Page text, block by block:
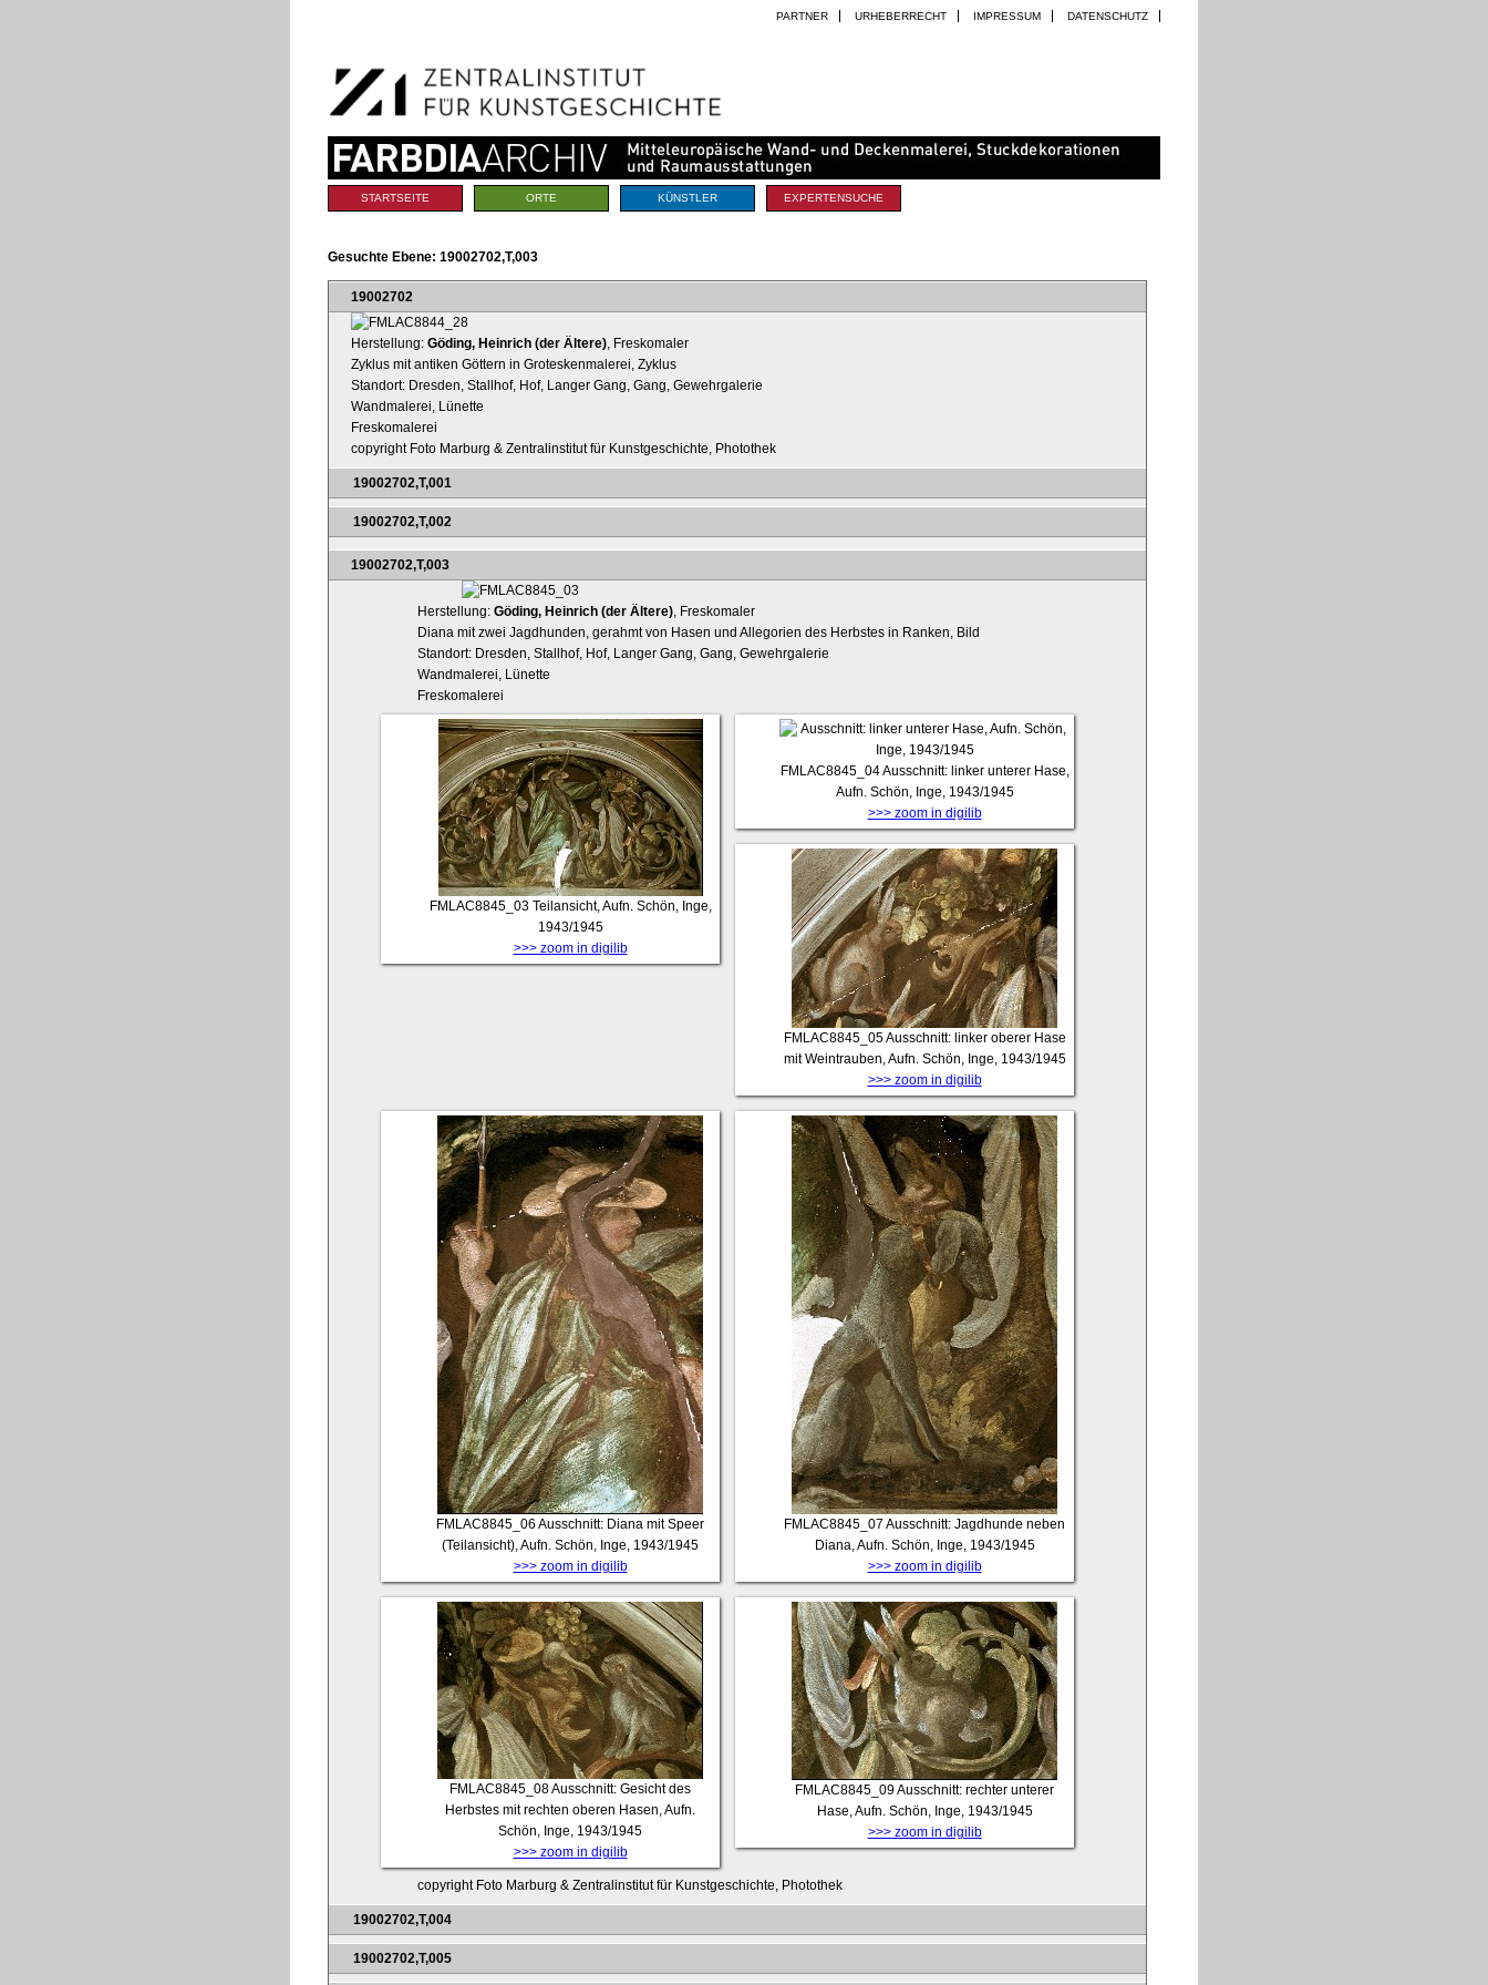
Navigation
PARTNER URHEBERRECHT IMPRESSUM DATENSCHUTZ
Sektionen
STARTSEITE ORTE KÜNSTLER EXPERTENSUCHE
Gesuchte Ebene: 19002702,T,003
19002702
Herstellung: Göding, Heinrich (der Ältere) , Freskomaler
Zyklus mit antiken Göttern in Groteskenmalerei, Zyklus
Standort: Dresden, Stallhof, Hof, Langer Gang, Gang, Gewehrgalerie
Wandmalerei, Lünette
Freskomalerei
copyright Foto Marburg & Zentralinstitut für Kunstgeschichte, Photothek
19002702,T,001
19002702,T,002
19002702,T,003
Herstellung: Göding, Heinrich (der Ältere), Freskomaler
Diana mit zwei Jagdhunden, gerahmt von Hasen und Allegorien des Herbstes in Ranken, Bild
Standort: Dresden, Stallhof, Hof, Langer Gang, Gang, Gewehrgalerie
Wandmalerei, Lünette
Freskomalerei
FMLAC8845_03 Teilansicht, Aufn. Schön, Inge,
1943/1945
>>> zoom in digilib
FMLAC8845_04Ausschnitt: linker unterer Hase,
Aufn. Schön, Inge, 1943/1945
>>> zoom in digilib
FMLAC8845_05Ausschnitt: linker oberer Hase
mit Weintrauben, Aufn. Schön, Inge, 1943/1945
>>> zoom in digilib
FMLAC8845_06 Ausschnitt: Diana mit Speer
(Teilansicht), Aufn. Schön, Inge, 1943/1945
>>> zoom in digilib
FMLAC8845_07 Ausschnitt: Jagdhunde neben
Diana, Aufn. Schön, Inge, 1943/1945
>>> zoom in digilib
FMLAC8845_08Ausschnitt: Gesicht des
Herbstes mit rechten oberen Hasen, Aufn.
Schön, Inge, 1943/1945
>>> zoom in digilib
FMLAC8845_09Ausschnitt: rechter unterer
Hase, Aufn. Schön, Inge, 1943/1945
>>> zoom in digilib
copyright Foto Marburg & Zentralinstitut für Kunstgeschichte, Photothek
19002702,T,004
19002702,T,005